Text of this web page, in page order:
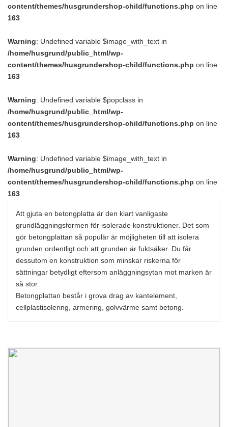
content/themes/husgrundershop-child/functions.php on line
163
Warning: Undefined variable $image_with_text in
/home/husgrund/public_html/wp-
content/themes/husgrundershop-child/functions.php on line
163
Warning: Undefined variable $popclass in
/home/husgrund/public_html/wp-
content/themes/husgrundershop-child/functions.php on line
163
Warning: Undefined variable $image_with_text in
/home/husgrund/public_html/wp-
content/themes/husgrundershop-child/functions.php on line
163
Att gjuta en betongplatta är den klart vanligaste
grundläggningsformen för isolerade konstruktioner. Det som
gör betongplattan så populär är möjligheten till att isolera
grunden ordentligt och att grunden är fuktsäker. Du får
dessutom en konstruktion som minskar riskerna för
sättningar betydligt eftersom anläggningsytan mot marken är
så stor.
Betongplattan består i grova drag av kantelement,
cellplastisolering, armering, golvvärme samt betong.